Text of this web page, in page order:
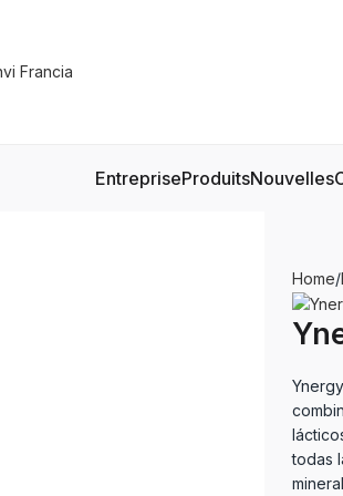
EntrepriseProduitsNouvelles
Home
todas